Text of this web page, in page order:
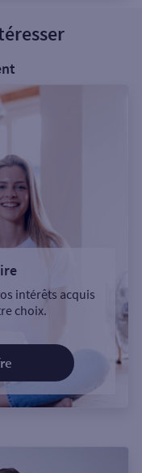
intérêts acquis
choix.